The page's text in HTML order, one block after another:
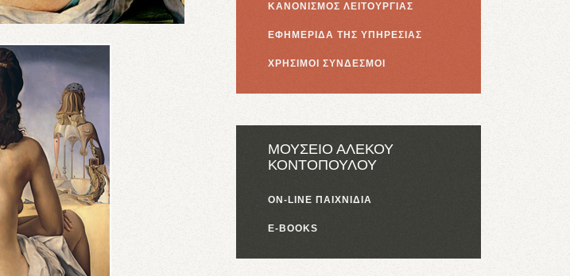
ΚΑΝΟΝΙΣΜΟΣ ΛΕΙΤΟΥΡΓΙΑΣ
ΕΦΗΜΕΡΙΔΑ ΤΗΣ ΥΠΗΡΕΣΙΑΣ
ΧΡΗΣΙΜΟΙ ΣΥΝΔΕΣΜΟΙ
ΜΟΥΣΕΙΟ ΑΛΕΚΟΥ
ΚΟΝΤΟΠΟΥΛΟΥ
ON-LINE ΠΑΙΧΝΙΔΙΑ
E-BOOKS